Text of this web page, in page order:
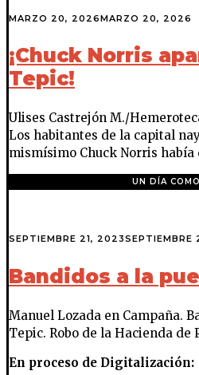
MARZO 20, 2026MARZO 20, 2026
¡Chuck Norris
Tepic!
Ulises Castrejón M./
Los habitantes de la capital
mismísimo Chuck Norris había
UN DÍA
SEPTIEMBRE 21, 2023SEPTIEMBRE
Bandidos a la
Manuel Lozada en Campaña.
Tepic. Robo de la Hacienda de
En proceso de Digitalización: